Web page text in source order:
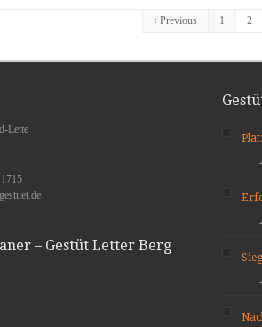
‹ Previous 1 2
Lette
– Gestüt Letter Berg